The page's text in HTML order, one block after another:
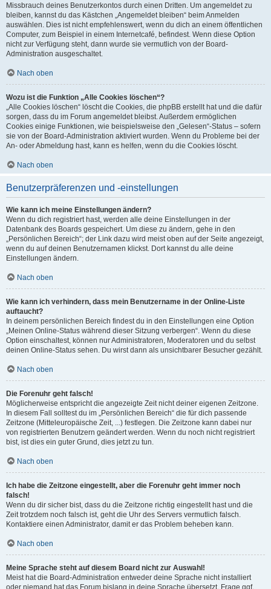
Missbrauch deines Benutzerkontos durch einen Dritten. Um angemeldet zu
bleiben, kannst du das Kästchen „Angemeldet bleiben“ beim Anmelden
auswählen. Dies ist nicht empfehlenswert, wenn du dich an einem öffentlichen
Computer, zum Beispiel in einem Internetcafé, befindest. Wenn diese Option
nicht zur Verfügung steht, dann wurde sie vermutlich von der Board-
Administration ausgeschaltet.
Nach oben
Wozu ist die Funktion „Alle Cookies löschen“?
„Alle Cookies löschen“ löscht die Cookies, die phpBB erstellt hat und die dafür
sorgen, dass du im Forum angemeldet bleibst. Außerdem ermöglichen
Cookies einige Funktionen, wie beispielsweise den „Gelesen“-Status – sofern
sie von der Board-Administration aktiviert wurden. Wenn du Probleme bei der
An- oder Abmeldung hast, kann es helfen, wenn du die Cookies löscht.
Nach oben
Benutzerpräferenzen und -einstellungen
Wie kann ich meine Einstellungen ändern?
Wenn du dich registriert hast, werden alle deine Einstellungen in der
Datenbank des Boards gespeichert. Um diese zu ändern, gehe in den
„Persönlichen Bereich“; der Link dazu wird meist oben auf der Seite angezeigt,
wenn du auf deinen Benutzernamen klickst. Dort kannst du alle deine
Einstellungen ändern.
Nach oben
Wie kann ich verhindern, dass mein Benutzername in der Online-Liste
auftaucht?
In deinem persönlichen Bereich findest du in den Einstellungen eine Option
„Meinen Online-Status während dieser Sitzung verbergen“. Wenn du diese
Option einschaltest, können nur Administratoren, Moderatoren und du selbst
deinen Online-Status sehen. Du wirst dann als unsichtbarer Besucher gezählt.
Nach oben
Die Forenuhr geht falsch!
Möglicherweise entspricht die angezeigte Zeit nicht deiner eigenen Zeitzone.
In diesem Fall solltest du im „Persönlichen Bereich“ die für dich passende
Zeitzone (Mitteleuropäische Zeit, ...) festlegen. Die Zeitzone kann dabei nur
von registrierten Benutzern geändert werden. Wenn du noch nicht registriert
bist, ist dies ein guter Grund, dies jetzt zu tun.
Nach oben
Ich habe die Zeitzone eingestellt, aber die Forenuhr geht immer noch
falsch!
Wenn du dir sicher bist, dass du die Zeitzone richtig eingestellt hast und die
Zeit trotzdem noch falsch ist, geht die Uhr des Servers vermutlich falsch.
Kontaktiere einen Administrator, damit er das Problem beheben kann.
Nach oben
Meine Sprache steht auf diesem Board nicht zur Auswahl!
Meist hat die Board-Administration entweder deine Sprache nicht installiert
oder niemand hat das Forum bislang in deine Sprache übersetzt. Frage ggf.